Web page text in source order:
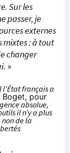
Sur les
passer, je
externes
mixtes : à tout
changer
»
l’État français a
pour
absolue,
il n’y a plus
de la